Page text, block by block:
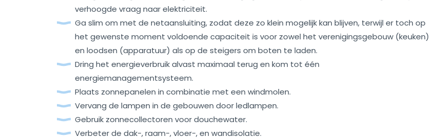
verhoogde vraag naar elektriciteit.
Ga slim om met de netaansluiting, zodat deze zo klein mogelijk kan blijven, terwijl er toch op
het gewenste moment voldoende capaciteit is voor zowel het verenigingsgebouw (keuken)
en loodsen (apparatuur) als op de steigers om boten te laden.
Dring het energieverbruik alvast maximaal terug en kom tot één
energiemanagementsysteem.
Plaats zonnepanelen in combinatie met een windmolen.
Vervang de lampen in de gebouwen door ledlampen.
Gebruik zonnecollectoren voor douchewater.
Verbeter de dak-, raam-, vloer-, en wandisolatie.